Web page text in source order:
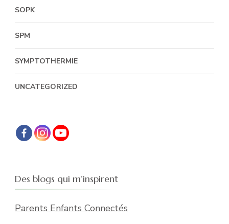
SOPK
SPM
SYMPTOTHERMIE
UNCATEGORIZED
Des blogs qui m’inspirent
Parents Enfants Connectés